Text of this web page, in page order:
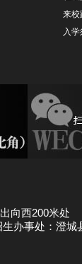
来校
入学
向西200米处
办事处：澄城